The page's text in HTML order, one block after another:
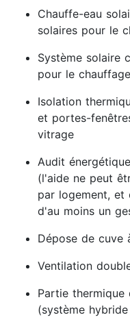
Chauffe-eau
solaires pour le
Système solaire
pour le
Isolation
et portes-
vitrage
Audit
(l'aide ne peut
par logement, et
d'au moins un
Dépose de cuve
Ventilation
Partie thermique
(système